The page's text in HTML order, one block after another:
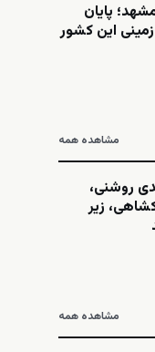
پایان
زمینی این کشور
مشاهده همه
روشنی،
زیر
مشاهده همه